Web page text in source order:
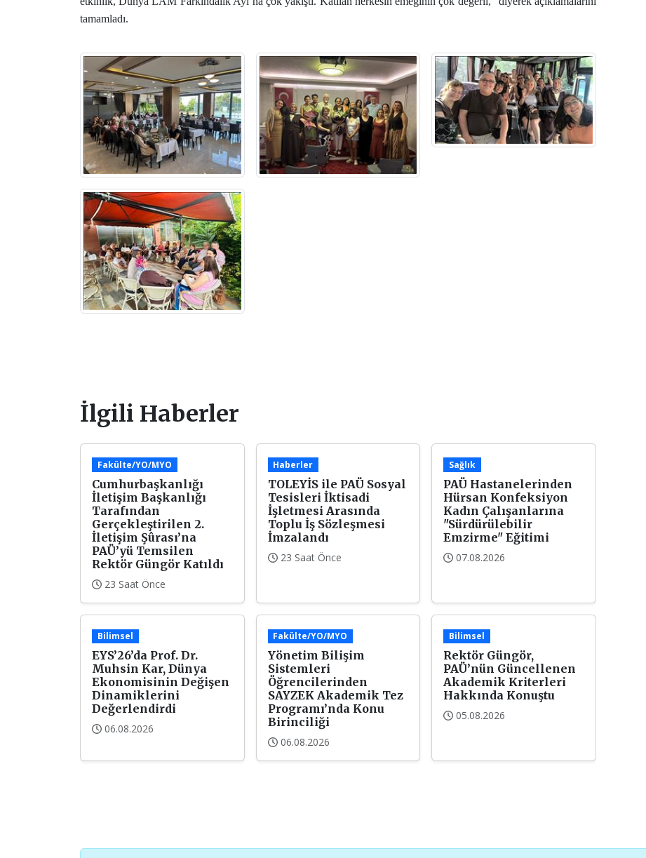
tamamladı.
İlgili Haberler
Fakülte/YO/MYO
Cumhurbaşkanlığı
İletişim Başkanlığı
Tarafından
Gerçekleştirilen 2.
İletişim Şûrası’na
PAÜ’yü Temsilen
Rektör Güngör Katıldı
23 Saat Önce
Haberler
TOLEYİS ile PAÜ Sosyal
Tesisleri İktisadi
İşletmesi Arasında
Toplu İş Sözleşmesi
İmzalandı
23 Saat Önce
Sağlık
PAÜ Hastanelerinden
Hürsan Konfeksiyon
Kadın Çalışanlarına
"Sürdürülebilir
Emzirme" Eğitimi
07.08.2026
Bilimsel
EYS’26’da Prof. Dr.
Muhsin Kar, Dünya
Ekonomisinin Değişen
Dinamiklerini
Değerlendirdi
06.08.2026
Fakülte/YO/MYO
Yönetim Bilişim
Sistemleri
Öğrencilerinden
SAYZEK Akademik Tez
Programı’nda Konu
Birinciliği
06.08.2026
Bilimsel
Rektör Güngör,
PAÜ’nün Güncellenen
Akademik Kriterleri
Hakkında Konuştu
05.08.2026